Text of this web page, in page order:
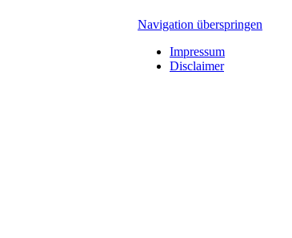
Navigation überspringen
Impressum
Disclaimer